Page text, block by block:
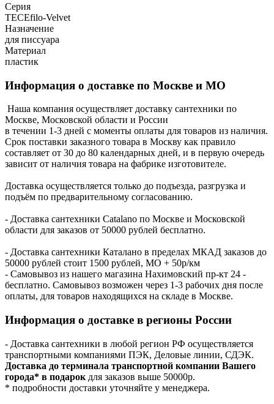
Серия
TECEfilo-Velvet
Назначение
для писсуара
Материал
пластик
Информация о доставке по Москве и МО
Наша компания осуществляет доставку сантехники по
Москве, Московской области и России
в течении 1-3 дней с моменты оплаты для товаров из наличия.
Срок поставки заказного товара в Москву как правило
составляет от 30 до 80 календарных дней, и в первую очередь
зависит от наличия товара на фабрике изготовителе.
Доставка осуществляется только до подъезда, разгрузка и
подъём по предварительному согласованию.
- Доставка сантехники Catalano по Москве и Московской
области для заказов от 50000 рублей бесплатно.
- Доставка сантехники Каталано в пределах МКАД заказов до
50000 рублей стоит 1500 рублей, МО + 50р/км
- Самовывоз из нашего магазина Нахимовский пр-кт 24 -
бесплатно. Самовывоз возможен через 1-3 рабочих дня после
оплаты, для товаров находящихся на складе в Москве.
Информация о доставке в регионы России
- Доставка сантехники в любой регион РФ осуществляется
транспортными компаниями ПЭК, Деловые линии, СДЭК.
Доставка до терминала транспортной компании Вашего
города* в подарок для заказов выше 50000р.
* подробности доставки уточняйте у менеджера.